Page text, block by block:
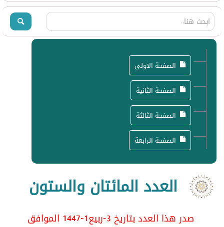
الصفحة الاولى
الصفحة الثانية
الصفحة الثالثة
الصفحة الرابعة
العدد المائتان والستون
صدر هذا العدد بتاريخ 3-ربيع1-1447 الموافق